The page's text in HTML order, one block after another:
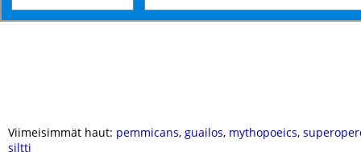
Viimeisimmät haut: pemmicans, guailos, mythopoeics,
siltti